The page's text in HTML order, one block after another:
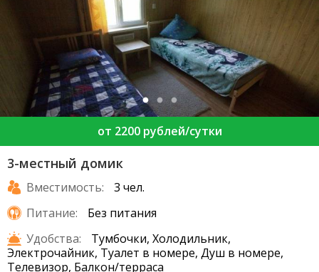
от 2200 рублей/сутки
3-местный домик
Вместимость:
3 чел.
Питание:
Без питания
Удобства:
Тумбочки, Холодильник,
Электрочайник, Туалет в номере, Душ в номере,
Телевизор, Балкон/терраса